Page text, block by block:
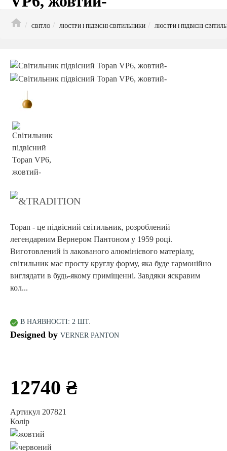
СВІТЛО
ЛЮСТРИ І ПІДВІСНІ СВІТИЛЬНИКИ ЛЮСТРИ І ПІДВІСНІ
Topan - це підвісний світильник, розроблений
легендарним Вернером Пантоном у 1959 році.
Виготовлений із лакованого алюмінієвого матеріалу,
світильник має просту круглу форму, яка буде гармонійно
виглядати в будь-якому приміщенні. Завдяки яскравим
кол...
В НАЯВНОСТІ: 2 ШТ.
Designed by VERNER PANTON
12740 ₴
Артикул 207821
Колір